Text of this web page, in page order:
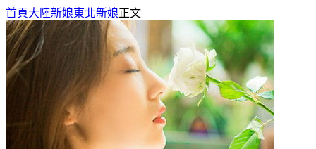
首頁大陸新娘東北新娘正文